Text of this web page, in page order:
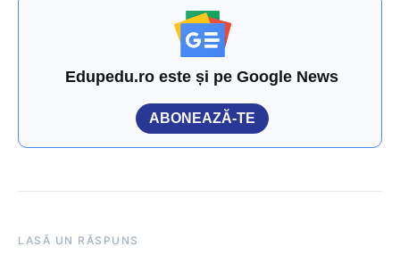
Edupedu.ro este și pe Google News
ABONEAZĂ-TE
LASĂ UN RĂSPUNS